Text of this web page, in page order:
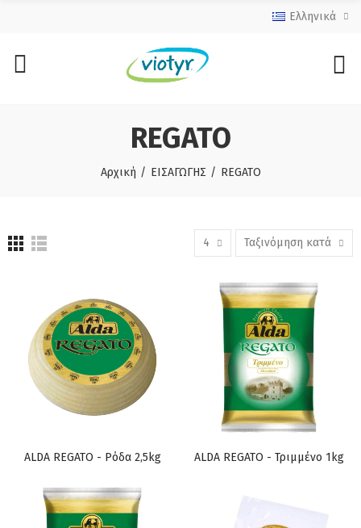
Ελληνικά
REGATO
Αρχική ΕΙΣΑΓΩΓΗΣ REGATO
4 Ταξινόμηση κατά
ALDA REGATO - Ρόδα 2,5kg ALDA REGATO - Τριμμένο 1kg